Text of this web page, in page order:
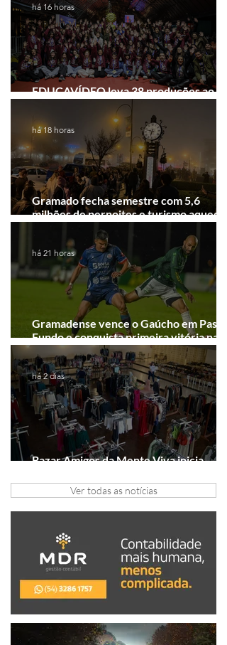
EDUCAVÍDEO leva 38 produções ao
Festival de Cinema de Gramado
há 16 horas
Gramado fecha semestre com 5,6
milhões de pernoites e turismo
Junho desponta!
há 18 horas
Gramadense vence o Gaúcho em Passo
Fundo e conquista primeira vitória na
Série A2
há 21 horas
Bazar Amigos da Mente Viva inicia
há 2 dias
Ver todas as notícias